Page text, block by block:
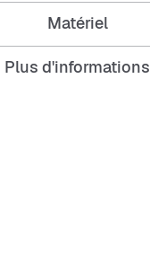
Matériel
Plus d'informations